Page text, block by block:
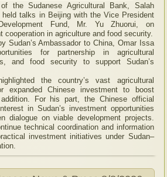
the Sudanese Agricultural Bank, Salah
held talks in Beijing with the Vice President
Fund, Mr. Yu Zhuorui, on
cooperation in agriculture and food security.
Sudan’s Ambassador to China, Omar Issa
for partnership in agricultural
and food security to support Sudan’s
the country’s vast agricultural
expanded Chinese investment to boost
For his part, the Chinese official
in Sudan’s investment opportunities
dialogue on viable development projects.
technical coordination and information
investment initiatives under Sudan–